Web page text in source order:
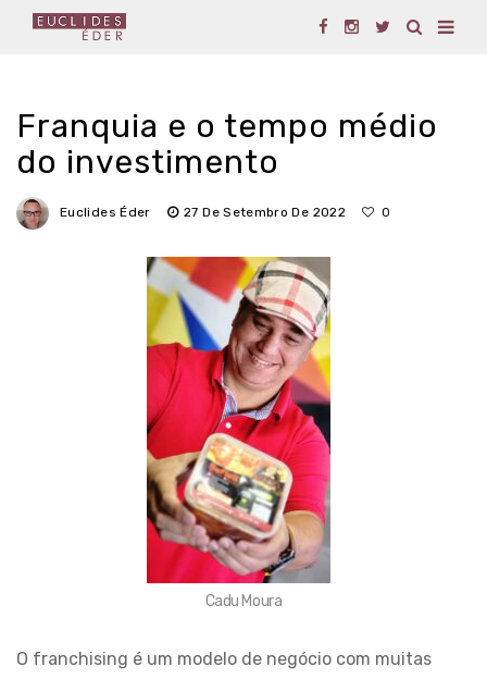
Franquia e o tempo médio
do investimento
Euclides Éder 27 De Setembro De 2022 0
Cadu Moura
O franchising é um modelo de negócio com muitas